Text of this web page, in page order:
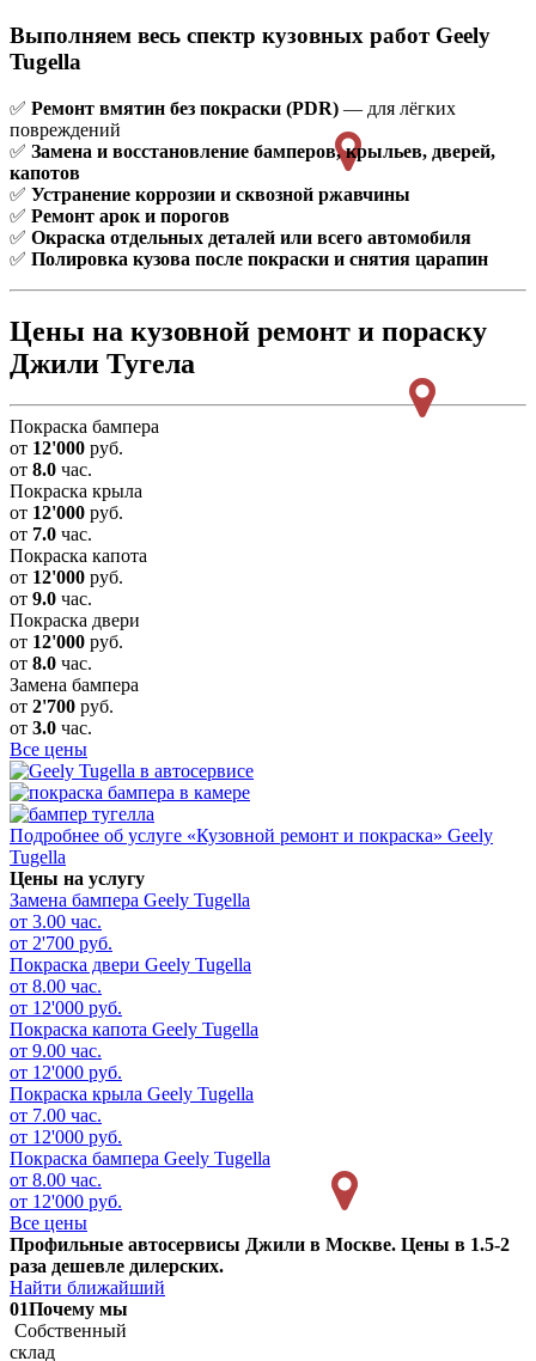
Выполняем весь спектр кузовных работ Geely
Tugella
✅ Ремонт вмятин без покраски (PDR) — для лёгких
повреждений
✅ Замена и восстановление бамперов, крыльев, дверей,
капотов
✅ Устранение коррозии и сквозной ржавчины
✅ Ремонт арок и порогов
✅ Окраска отдельных деталей или всего автомобиля
✅ Полировка кузова после покраски и снятия царапин
Цены на кузовной ремонт и пораску
Джили Тугела
Покраска бампера
от 12'000 руб.
от 8.0 час.
Покраска крыла
от 12'000 руб.
от 7.0 час.
Покраска капота
от 12'000 руб.
от 9.0 час.
Покраска двери
от 12'000 руб.
от 8.0 час.
Замена бампера
от 2'700 руб.
от 3.0 час.
Все цены
Подробнее об услуге «Кузовной ремонт и покраска» Geely
Tugella
Цены на услугу
Замена бампера Geely Tugella
от 3.00 час.
от 2'700 руб.
Покраска двери Geely Tugella
от 8.00 час.
от 12'000 руб.
Покраска капота Geely Tugella
от 9.00 час.
от 12'000 руб.
Покраска крыла Geely Tugella
от 7.00 час.
от 12'000 руб.
Покраска бампера Geely Tugella
от 8.00 час.
от 12'000 руб.
Все цены
Профильные автосервисы Джили в Москве. Цены в 1.5-2
раза дешевле дилерских.
Найти ближайший
01Почему мы
Собственный
склад